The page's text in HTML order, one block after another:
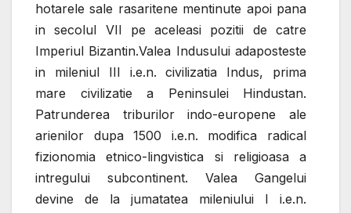
hotarele sale rasaritene mentinute apoi pana
in secolul VII pe aceleasi pozitii de catre
Imperiul Bizantin.Valea Indusului adaposteste
in mileniul III i.e.n. civilizatia Indus, prima
mare civilizatie a Peninsulei Hindustan.
Patrunderea triburilor indo-europene ale
arienilor dupa 1500 i.e.n. modifica radical
fizionomia etnico-lingvistica si religioasa a
intregului subcontinent. Valea Gangelui
devine de la jumatatea mileniului I i.e.n.